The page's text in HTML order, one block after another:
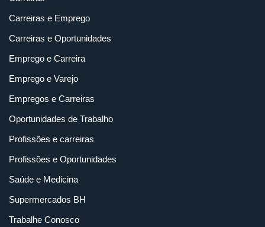
Carreiras e Emprego
Carreiras e Oportunidades
Emprego e Carreira
Emprego e Varejo
Empregos e Carreiras
Oportunidades de Trabalho
Profissões e carreiras
Profissões e Oportunidades
Saúde e Medicina
Supermercados BH
Trabalhe Conosco